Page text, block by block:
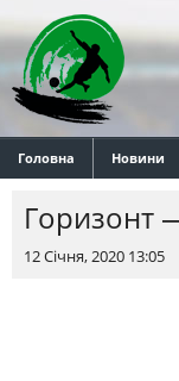
Головна Новини
Горизонт
12 Січня, 2020 13:05